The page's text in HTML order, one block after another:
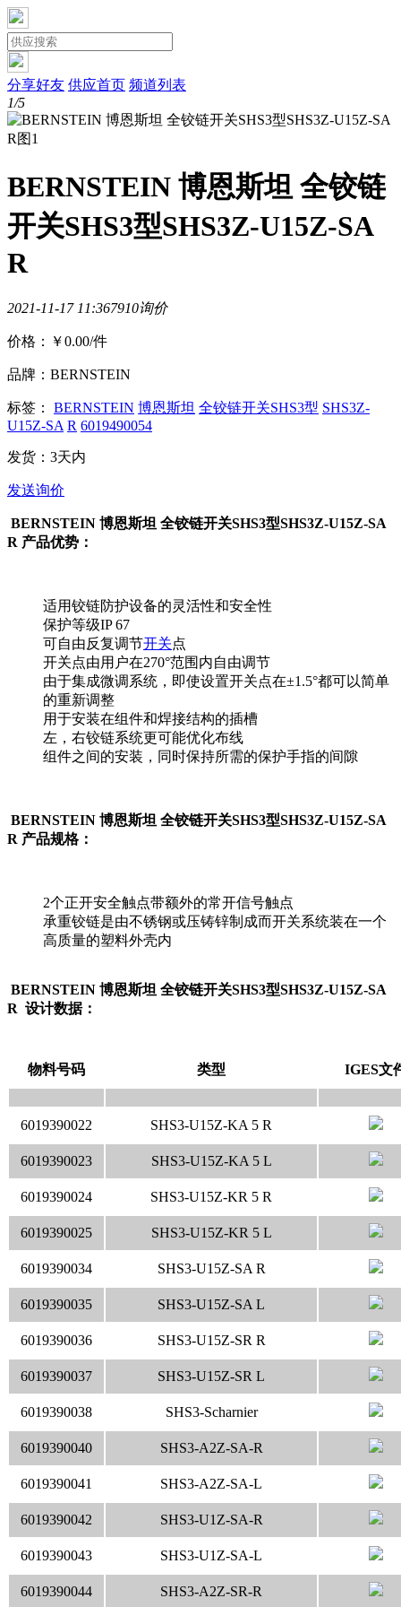
分享好友 供应首页 频道列表
1/5
BERNSTEIN 博恩斯坦 全铰链
开关SHS3型SHS3Z-U15Z-SA
R
2021-11-17 11:367910询价
价格： ￥0.00/件
品牌：BERNSTEIN
标签： BERNSTEIN 博恩斯坦 全铰链开关SHS3型 SHS3Z-
U15Z-SA R 6019490054
发货：3天内
发送询价
BERNSTEIN 博恩斯坦 全铰链开关SHS3型SHS3Z-U15Z-SA
R 产品优势：
适用铰链防护设备的灵活性和安全性
保护等级IP 67
可自由反复调节开关点
开关点由用户在270°范围内自由调节
由于集成微调系统，即使设置开关点在±1.5°都可以简单
的重新调整
用于安装在组件和焊接结构的插槽
左，右铰链系统更可能优化布线
组件之间的安装，同时保持所需的保护手指的间隙
BERNSTEIN 博恩斯坦 全铰链开关SHS3型SHS3Z-U15Z-SA
R 产品规格：
2个正开安全触点带额外的常开信号触点
承重铰链是由不锈钢或压铸锌制成而开关系统装在一个
高质量的塑料外壳内
BERNSTEIN 博恩斯坦 全铰链开关SHS3型SHS3Z-U15Z-SA
R 设计数据：
物料号码 类型 IGES文
6019390022 SHS3-U15Z-KA 5 R
6019390023 SHS3-U15Z-KA 5 L
6019390024 SHS3-U15Z-KR 5 R
6019390025 SHS3-U15Z-KR 5 L
6019390034 SHS3-U15Z-SA R
6019390035 SHS3-U15Z-SA L
6019390036 SHS3-U15Z-SR R
6019390037 SHS3-U15Z-SR L
6019390038 SHS3-Scharnier
6019390040 SHS3-A2Z-SA-R
6019390041 SHS3-A2Z-SA-L
6019390042 SHS3-U1Z-SA-R
6019390043 SHS3-U1Z-SA-L
6019390044 SHS3-A2Z-SR-R